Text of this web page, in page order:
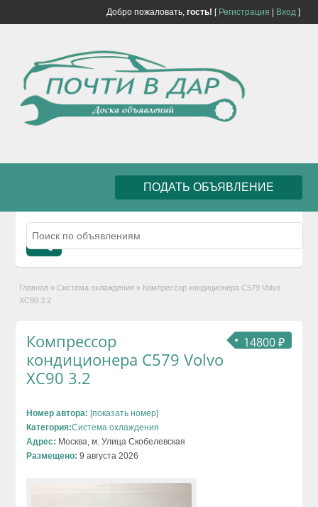
Добро пожаловать, гость! [ Регистрация Вход]
ПОДАТЬ ОБЪЯВЛЕНИЕ
Главная » Система охлаждения » Компрессор кондиционера C579 Volvo
XC90 3.2
14800 ₽
Компрессор
кондиционера C579 Volvo
XC90 3.2
Номер автора: [показать номер]
Категория:Система охлаждения
Адрес: Москва, м. Улица Скобелевская
Размещено: 9 августа 2026